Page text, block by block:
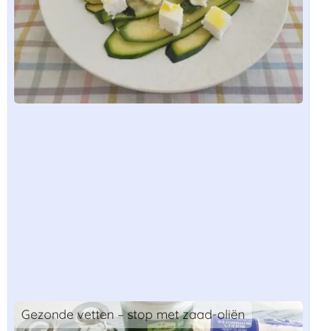
Gezonde vetten – stop met zaad-oliën